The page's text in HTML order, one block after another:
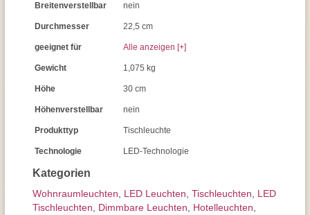
Kategorien
Wohnraum­leuchten LED Leuchten Tisch­leuchten
LED
Tischleuchten
Dimmbare Leuchten Hotelleuchten
Breitenverstellbar nein
Durchmesser 22,5 cm
geeignet für Alle anzeigen [+]
Gewicht 1,075 kg
Höhe 30 cm
Höhenverstellbar nein
Produkttyp Tischleuchte
Technologie LED-Technologie